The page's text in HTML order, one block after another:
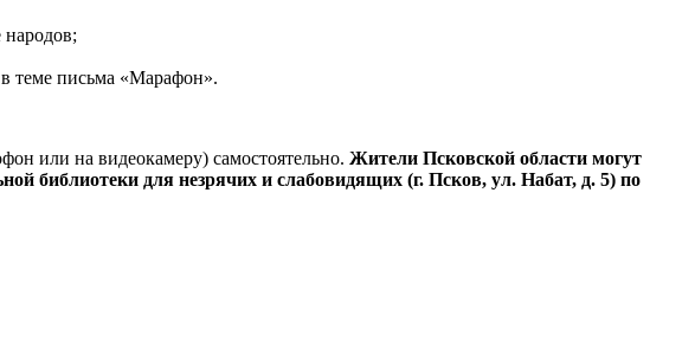
народов;
теме письма «Марафон».
или на видеокамеру) самостоятельно. Жители Псковской области могут
библиотеки для незрячих и слабовидящих (г. Псков, ул. Набат, д. 5) по